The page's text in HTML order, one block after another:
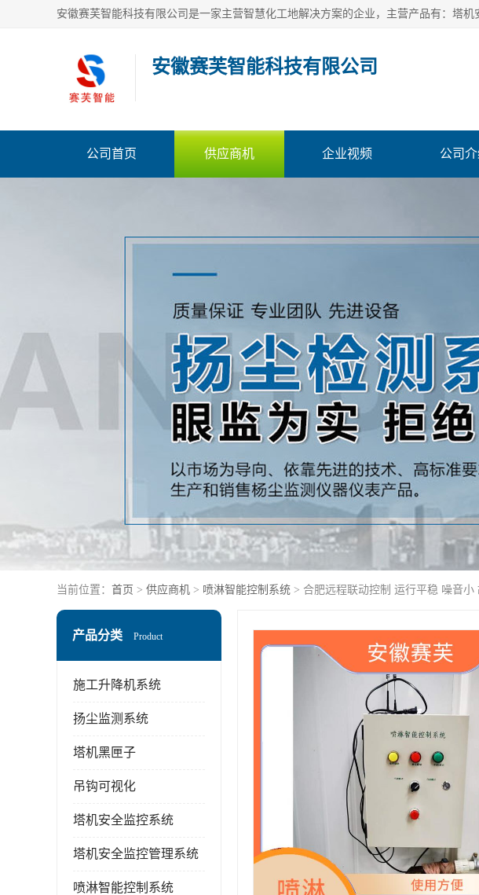
安徽赛芙智能科技有限公司
公司首页 供应商机 企业视频 公司
当前位置： 首页 > 供应商机 > 喷淋智能控制系统 > 合肥远程联动控制 运行平稳 噪音小
产品分类 Product
施工升降机系统
扬尘监测系统
塔机黑匣子
吊钩可视化
塔机安全监控系统
塔机安全监控管理系统
喷淋智能控制系统